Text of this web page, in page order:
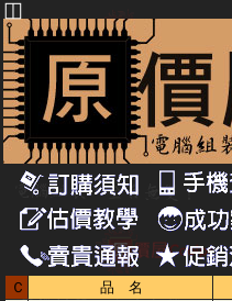
Ｃ
品 名
◫